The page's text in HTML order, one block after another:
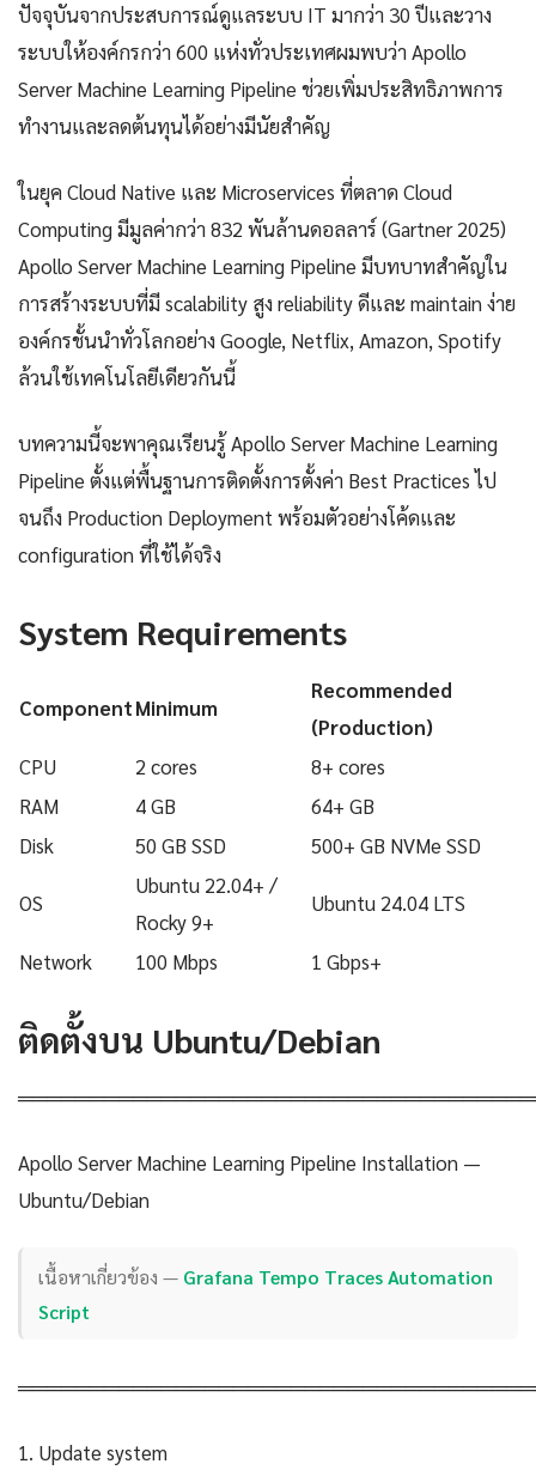
ปัจจุบันจากประสบการณ์ดูแลระบบ IT มากว่า 30 ปีและวาง
ระบบให้องค์กรกว่า 600 แห่งทั่วประเทศผมพบว่า Apollo
Server Machine Learning Pipeline ช่วยเพิ่มประสิทธิภาพการ
ทำงานและลดต้นทุนได้อย่างมีนัยสำคัญ
ในยุค Cloud Native และ Microservices ที่ตลาด Cloud
Computing มีมูลค่ากว่า 832 พันล้านดอลลาร์ (Gartner 2025)
Apollo Server Machine Learning Pipeline มีบทบาทสำคัญใน
การสร้างระบบที่มี scalability สูง reliability ดีและ maintain ง่าย
องค์กรชั้นนำทั่วโลกอย่าง Google, Netflix, Amazon, Spotify
ล้วนใช้เทคโนโลยีเดียวกันนี้
บทความนี้จะพาคุณเรียนรู้ Apollo Server Machine Learning
Pipeline ตั้งแต่พื้นฐานการติดตั้งการตั้งค่า Best Practices ไป
จนถึง Production Deployment พร้อมตัวอย่างโค้ดและ
configuration ที่ใช้ได้จริง
System Requirements
ComponentMinimum
Recommended
(Production)
CPU
2 cores
8+ cores
RAM
4 GB
64+ GB
Disk
50 GB SSD 500+ GB NVMe SSD
OS
Ubuntu 22.04+ /
Rocky 9+
Ubuntu 24.04 LTS
Network 100 Mbps 1 Gbps+
ติดตั้งบน Ubuntu/Debian
Apollo Server Machine Learning Pipeline Installation —
Ubuntu/Debian
เนื้อหาเกี่ยวข้อง — Grafana Tempo Traces Automation
Script
1. Update system